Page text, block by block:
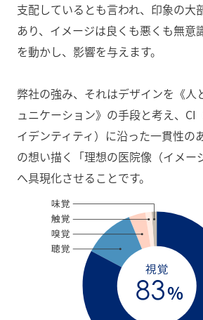
支配しているとも言われ、印象の大
あり、イメージは良くも悪くも無意
を動かし、影響を与えます。
弊社の強み、それはデザインを《人
ュニケーション》の手段と考え、CI
イデンティティ）に沿った一貫性の
の想い描く「理想の医院像（イメー
へ具現化させることです。